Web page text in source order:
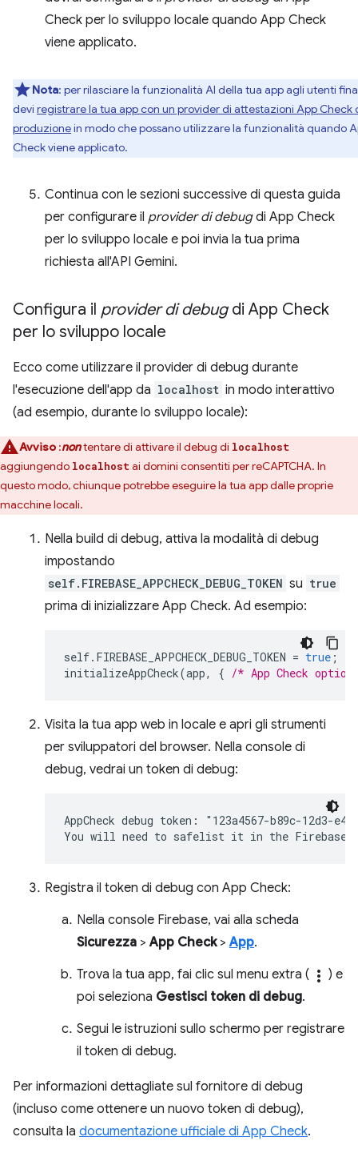
Check per lo sviluppo locale quando App Check
viene applicato.
Nota: per rilasciare la funzionalità AI della tua app agli utenti
devi registrare la tua app con un provider di attestazioni App Check
produzionein modo che possano utilizzare la funzionalità quando
Check viene applicato.
Continua con le sezioni successive di questa guida
per configurare il provider di debugdi App Check
per lo sviluppo locale e poi invia la tua prima
richiesta all'API Gemini.
Configura il provider di debugdi App Check
per lo sviluppo locale
Ecco come utilizzare il provider di debug durante
l'esecuzione dell'app da localhost in modo interattivo
(ad esempio, durante lo sviluppo locale):
Avviso :nontentare di attivare il debug di localhost
aggiungendo localhost ai domini consentiti per reCAPTCHA. In
questo modo, chiunque potrebbe eseguire la tua app dalle proprie
macchine locali.
Nella build di debug, attiva la modalità di debug
impostando
self.FIREBASE_APPCHECK_DEBUG_TOKEN su true
prima di inizializzare App Check. Ad esempio:
self. FIREBASE_APPCHECK_DEBUG_TOKEN = true ;
initializeAppCheck(app, { /* App Check
Visita la tua app web in locale e apri gli strumenti
per sviluppatori del browser. Nella console di
debug, vedrai un token di debug:
AppCheck debug token: "123a4567-b89c-12d3-
Registra il token di debug con App Check:
Nella console Firebase, vai alla scheda
Sicurezza >App Check>App.
Trova la tua app, fai clic sul menu extra ( more_vert ) e
poi seleziona Gestisci token di debug.
Segui le istruzioni sullo schermo per registrare
il token di debug.
Per informazioni dettagliate sul fornitore di debug
(incluso come ottenere un nuovo token di debug),
consulta la documentazione ufficiale di App Check.